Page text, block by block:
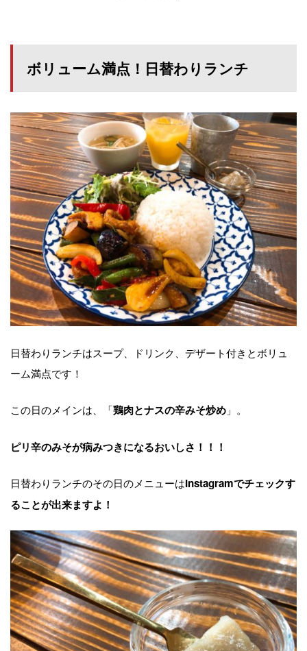
ボリューム満点！日替わりランチ
日替わりランチはスープ、ドリンク、デザート付きとボリュ
ーム満点です！
この日のメインは、「鶏肉とナスの辛みそ炒め 」。
ピリ辛のみそが病みつきになるおいしさ！！！
日替わりランチのその日のメニューはInstagramでチェックす
ることが出来ますよ！